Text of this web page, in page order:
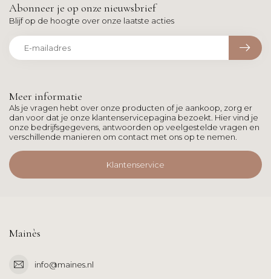
Meer informatie
Als je vragen hebt over onze producten of je aankoop, zorg er
dan voor dat je onze klantenservicepagina bezoekt. Hier vind je
onze bedrijfsgegevens, antwoorden op veelgestelde vragen en
verschillende manieren om contact met ons op te nemen.
Klantenservice
Abonneer je op onze nieuwsbrief
Blijf op de hoogte over onze laatste acties
Mainès
info@maines.nl